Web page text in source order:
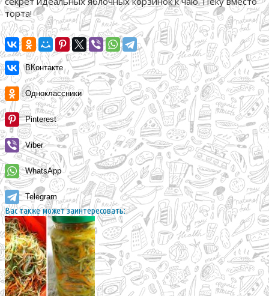
торта!
ВКонтакте
Одноклассники
Pinterest
Viber
WhatsApp
Telegram
Вас также может заинтересовать: